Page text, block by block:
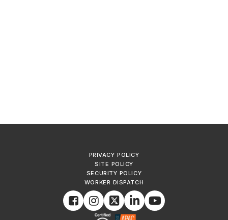
PRIVACY POLICY
SITE POLICY
SECURITY POLICY
WORKER DISPATCH